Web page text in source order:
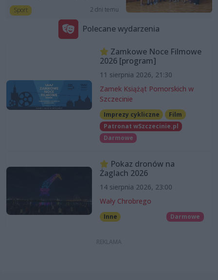
Sport 2 dni temu
Polecane wydarzenia
Zamkowe Noce Filmowe
2026 [program]
11 sierpnia 2026, 21:30
Zamek Książąt Pomorskich w
Szczecinie
Imprezy cykliczne
Film
Patronat wSzczecinie.pl
Darmowe
Pokaz dronów na
Żaglach 2026
14 sierpnia 2026, 23:00
Wały Chrobrego
Inne Darmowe